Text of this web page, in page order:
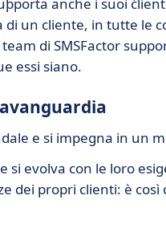
un cliente, in tutte le
di SMSFactor
essi siano.
e si impegna in un
evolva con le loro
dei propri clienti: è così